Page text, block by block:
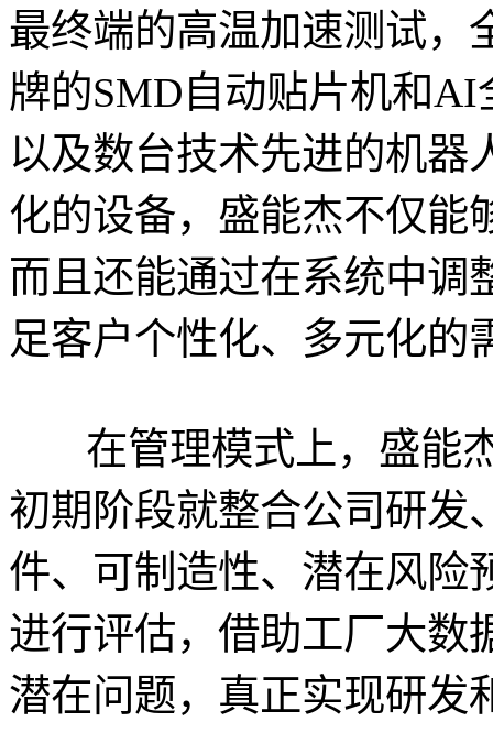
最终端的高温加速测试，
牌的SMD自动贴片机和
以及数台技术先进的机器
化的设备，盛能杰不仅能
而且还能通过在系统中调
足客户个性化、多元化的
在管理模式上，盛能
初期阶段就整合公司研发
件、可制造性、潜在风险
进行评估，借助工厂大数
潜在问题，真正实现研发